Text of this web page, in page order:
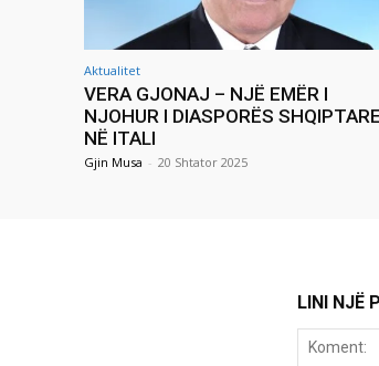
Aktualitet
VERA GJONAJ – NJË EMËR I
NJOHUR I DIASPORËS SHQIPTARE
NË ITALI
Gjin Musa - 20 Shtator 2025
LINI NJË